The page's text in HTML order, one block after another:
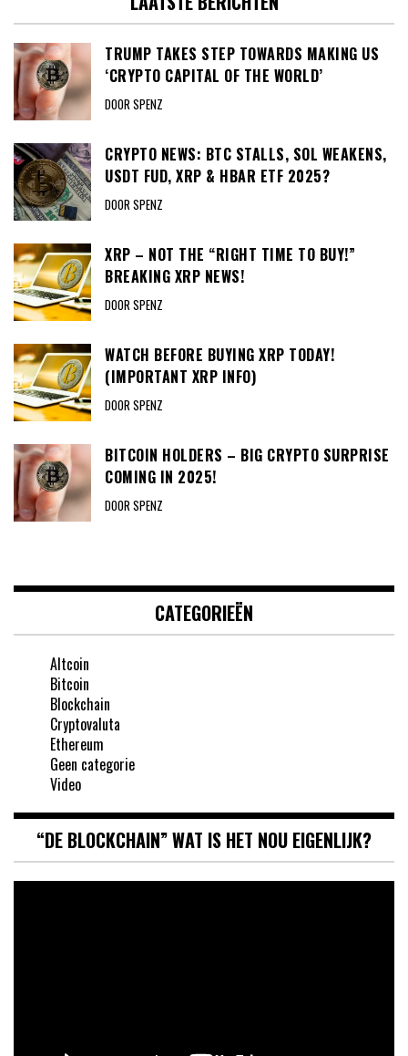
TRUMP TAKES STEP TOWARDS MAKING US
‘CRYPTO CAPITAL OF THE WORLD’
DOOR SPENZ
CRYPTO NEWS: BTC STALLS, SOL WEAKENS,
USDT FUD, XRP & HBAR ETF 2025?
DOOR SPENZ
XRP – NOT THE “RIGHT TIME TO BUY!”
BREAKING XRP NEWS!
DOOR SPENZ
WATCH BEFORE BUYING XRP TODAY!
(IMPORTANT XRP INFO)
DOOR SPENZ
BITCOIN HOLDERS – BIG CRYPTO SURPRISE
COMING IN 2025!
DOOR SPENZ
CATEGORIEËN
Altcoin
Bitcoin
Blockchain
Cryptovaluta
Ethereum
Geen categorie
Video
“DE BLOCKCHAIN” WAT IS HET NOU EIGENLIJK?